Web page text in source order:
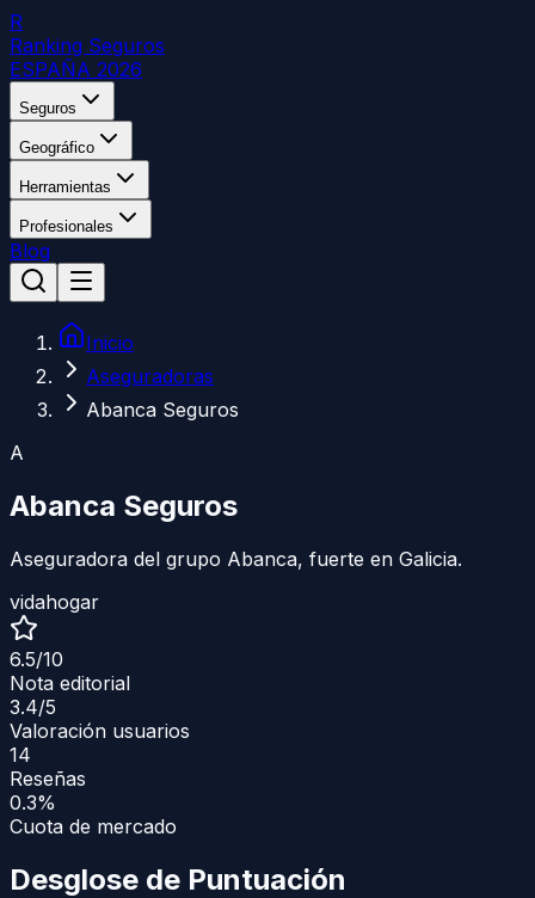
R
Ranking Seguros
ESPAÑA 2026
Seguros
Geográfico
Herramientas
Profesionales
Blog
Inicio
Aseguradoras
Abanca Seguros
A
Abanca Seguros
Aseguradora del grupo Abanca, fuerte en Galicia.
vidahogar
6.5/10
Nota editorial
3.4/5
Valoración usuarios
14
Reseñas
0.3%
Cuota de mercado
Desglose de Puntuación